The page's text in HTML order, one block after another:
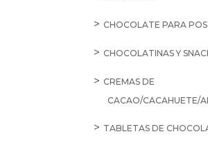
CHOCOLATE PARA
CHOCOLATINAS Y
CREMAS DE
CACAO/CACAHUETE/
TABLETAS DE